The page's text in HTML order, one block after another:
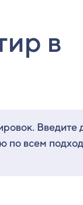
в
Введите
по всем